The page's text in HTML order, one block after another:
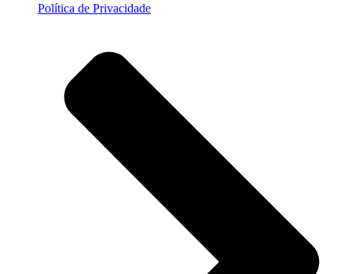
Política de Privacidade